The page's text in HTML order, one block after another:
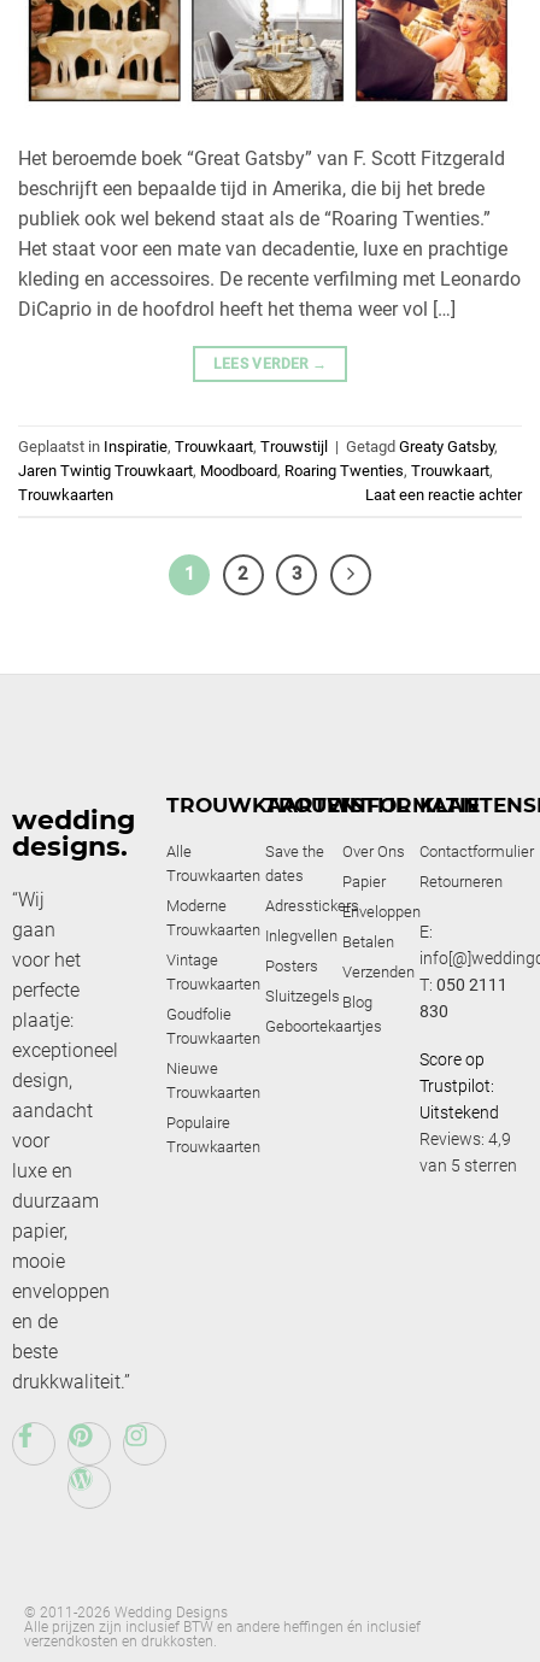
Het beroemde boek “Great Gatsby” van F. Scott Fitzgerald
beschrijft een bepaalde tijd in Amerika, die bij het brede
publiek ook wel bekend staat als de “Roaring Twenties.”
Het staat voor een mate van decadentie, luxe en prachtige
kleding en accessoires. De recente verfilming met Leonardo
DiCaprio in de hoofdrol heeft het thema weer vol […]
LEES VERDER →
Geplaatst in Inspiratie, Trouwkaart, Trouwstijl | Getagd Greaty Gatsby,
Jaren Twintig Trouwkaart, Moodboard, Roaring Twenties, Trouwkaart,
Trouwkaarten
Laat een reactie achter
1 2 3
wedding
designs.
“Wij
gaan
voor het
perfecte
plaatje:
exceptioneel
design,
aandacht
voor
luxe en
duurzaam
papier,
mooie
enveloppen
en de
beste
drukkwaliteit.”
TROUWKAARTEN
Alle
Trouwkaarten
Moderne
Trouwkaarten
Vintage
Trouwkaarten
Goudfolie
Trouwkaarten
Nieuwe
Trouwkaarten
Populaire
Trouwkaarten
TROUWSTIJL
Save the
dates
Adresstickers
Inlegvellen
Posters
Sluitzegels
Geboortekaartjes
INFORMATIE
Over Ons
Papier
Enveloppen
Betalen
Verzenden
Blog
Contactformulier
Retourneren
E:
T:050 2111
830
Score op
Trustpilot:
Uitstekend
Reviews: 4,9
van 5 sterren
© 2011-2026 Wedding Designs
Alle prijzen zijn inclusief BTW en andere heffingen én inclusief
verzendkosten en drukkosten.